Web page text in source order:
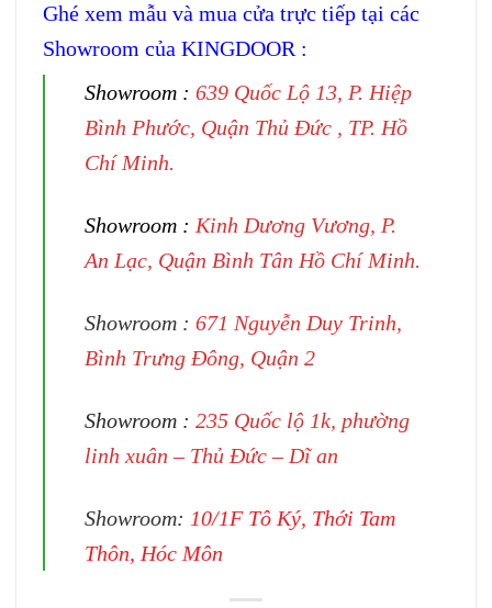
Ghé xem mẫu và mua cửa trực tiếp tại các
Showroom của KINGDOOR :
Showroom : 639 Quốc Lộ 13, P. Hiệp
Bình Phước, Quận Thủ Đức , TP. Hồ
Chí Minh.
Showroom : Kinh Dương Vương, P.
An Lạc, Quận Bình Tân Hồ Chí Minh.
Showroom : 671 Nguyễn Duy Trinh,
Bình Trưng Đông, Quận 2
Showroom : 235 Quốc lộ 1k, phường
linh xuân – Thủ Đức – Dĩ an
Showroom: 10/1F Tô Ký, Thới Tam
Thôn, Hóc Môn